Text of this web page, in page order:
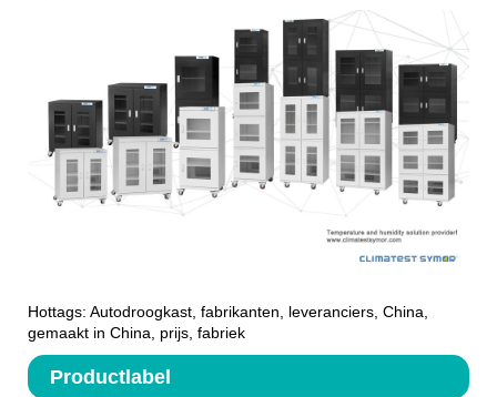
Hottags: Autodroogkast, fabrikanten, leveranciers, China,
gemaakt in China, prijs, fabriek
Productlabel